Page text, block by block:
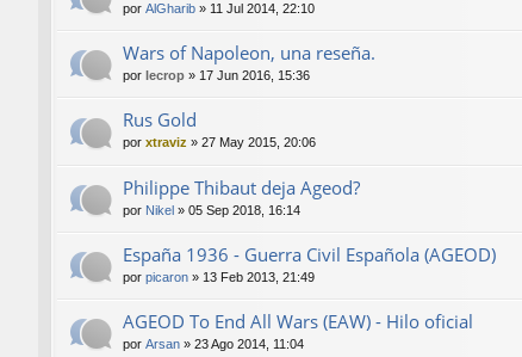
por AlGharib » 11 Jul 2014, 22:10
Wars of Napoleon, una reseña.
por lecrop » 17 Jun 2016, 15:36
Rus Gold
por xtraviz » 27 May 2015, 20:06
Philippe Thibaut deja Ageod?
por Nikel » 05 Sep 2018, 16:14
España 1936 - Guerra Civil Española (AGEOD)
por picaron » 13 Feb 2013, 21:49
AGEOD To End All Wars (EAW) - Hilo oficial
por Arsan » 23 Ago 2014, 11:04